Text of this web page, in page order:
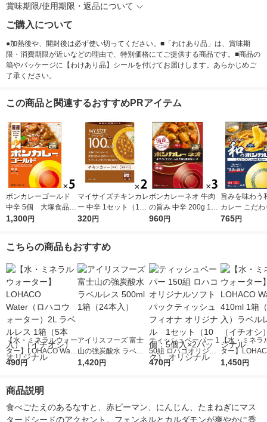
賞味期限/使用期限・返品について
ご購入について
●加熱後や、開封後は必ず使い切ってください。■「わけあり品」は、賞味期
限・消費期限が近いなどの理由で、特別価格にてご提供する商品です。■商品の
箱やパッケージに【わけあり品】シールを付けてお届けします。あらかじめご
了承ください。
この商品と関連するおすすめPRアイテム
ボンカレーゴールド
中辛 5個 大塚食品
レンジ対応
1,300円
マイサイズチキンカレ
ー 中辛 1セット（1個
（100g）×2） 100k
320円
ボンカレーネオ 牛肉
の旨み 中辛 200g 1セ
ット（1個×3）大塚食
960円
旨みを味わう
カレー こだ
の和風カレ
765円
こちらの商品もおすすめ
【水・ミネラルウォー
ター】LOHACO Wate
r（ロハコウォータ
シ） オリジナル
490円
アイリスフーズ 富士
山の強炭酸水 ラベル
レス 500ml 1箱（24
1,420円
ティッシュペーパー 1
50組 ロハコオリジナ
ルソフトパックティッ
オリジナル
470円
【水・ミネラ
ター】
r 410ml 1箱（
1,450円
商品説明
食べごたえのあるなすと、赤ピーマン、にんじん、たまねぎにマス
タードシードのアクセント。フェンネルとカルダモンが爽やかに香